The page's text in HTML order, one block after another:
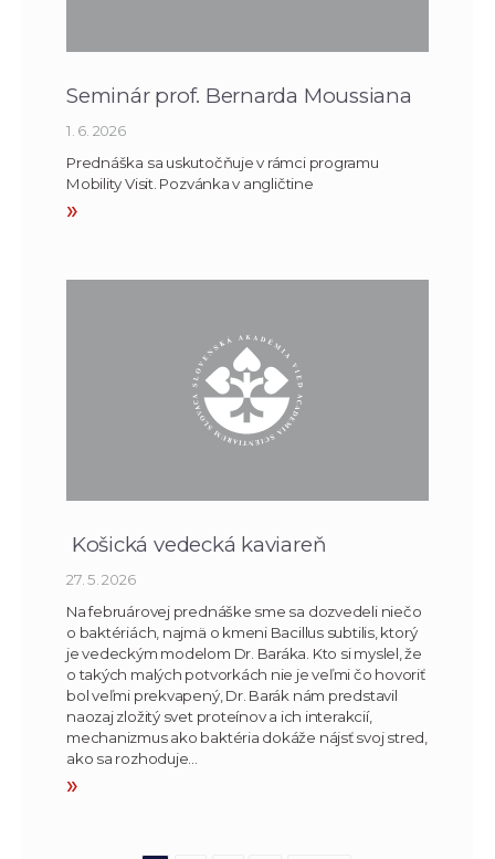
Seminár prof. Bernarda Moussiana
1. 6. 2026
Prednáška sa uskutočňuje v rámci programu
Mobility Visit. Pozvánka v angličtine
»
Košická vedecká kaviareň
27. 5. 2026
Na februárovej prednáške sme sa dozvedeli niečo
o baktériách, najmä o kmeni Bacillus subtilis, ktorý
je vedeckým modelom Dr. Baráka. Kto si myslel, že
o takých malých potvorkách nie je veľmi čo hovoriť
bol veľmi prekvapený, Dr. Barák nám predstavil
naozaj zložitý svet proteínov a ich interakcií,
mechanizmus ako baktéria dokáže nájsť svoj stred,
ako sa rozhoduje…
»